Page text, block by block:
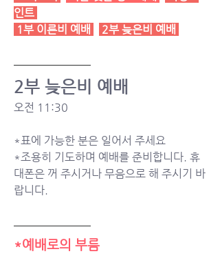
인트
1부 이른비 예배
2부 늦은비 예배
2부 늦은비 예배
오전 11:30
*표에 가능한 분은 일어서 주세요
*조용히 기도하며 예배를 준비합니다. 휴
대폰은 꺼 주시거나 무음으로 해 주시기 바
랍니다.
*예배로의 부름